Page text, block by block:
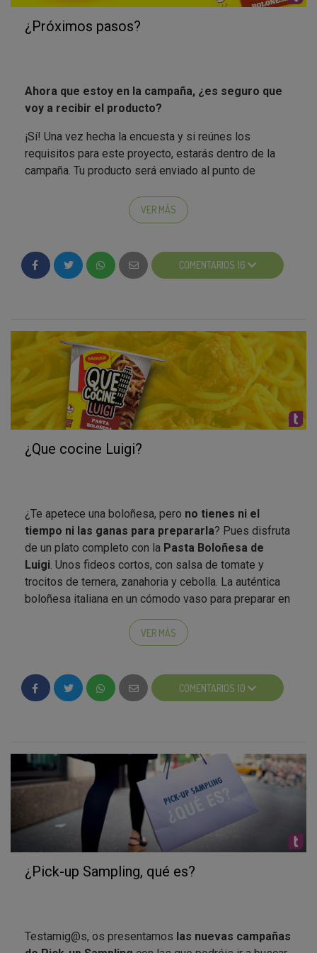
producto
¿Quieres más información? Escríbenos a
rrhh@kuvut.com
¿Próximos pasos?
Ahora que estoy en la campaña, ¿es seguro que
voy a recibir el producto?
¡Sí! Una vez hecha la encuesta y si reúnes los
requisitos para este proyecto, estarás dentro de la
campaña. Tu producto será enviado al punto de
punto de recogida?
recoger (recuerda que tendrás 15 días para
recogerlo). Atento a las instrucciones.
He visto que hay acciones, ¿tienen que ver con
que vaya a recibir el producto o no?
Si has superado la encuesta filtro, seguro que recibes
participación cuenta para futuros proyectos ;)
¿Qué hago cuándo tenga el producto?
¡Probarlo y darnos tu opinión!. Así de sencillo, como
¿Por qué sólo en ciertas zonas?
disponibles a diferentes poblaciones ;)
VER MÁS
COMENTARIOS 16
¿Que cocine Luigi?
¿Te apetece una boloñesa, pero no tienes ni el
tiempo ni las ganas para prepararla? Pues disfruta
de un plato completo con la Pasta Boloñesa de
Luigi. Unos fideos cortos, con salsa de tomate y
trocitos de ternera, zanahoria y cebolla. La auténtica
boloñesa italiana en un cómodo vaso para preparar en
tan solo 5 minutos. ¡Descúbrela!
sorprendacon sus
te apetezca!
https://www.youtube.com/user/maggispain
https://www.maggi.es/oriental/
https://twitter.com/maggioriental
VER MÁS
COMENTARIOS 10
¿Pick-up Sampling, qué es?
Testamig@s, os presentamos las nuevas campañas